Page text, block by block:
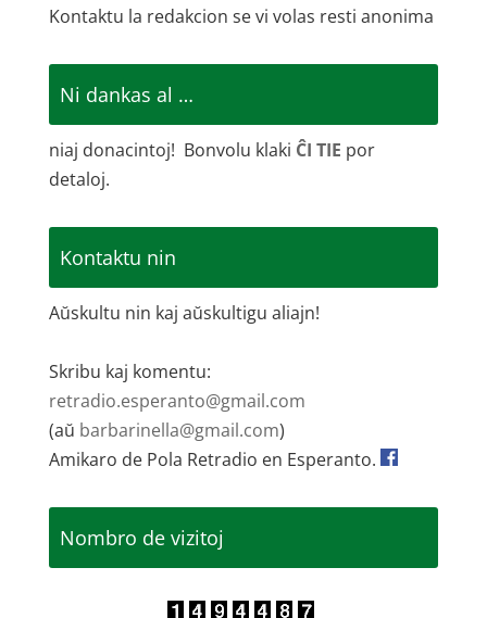
Kontaktu la redakcion se vi volas resti anonima
Ni dankas al …
niaj donacintoj! Bonvolu klaki ĈI TIE por
detaloj.
Kontaktu nin
Aŭskultu nin kaj aŭskultigu aliajn!
Skribu kaj komentu:
retradio.esperanto@gmail.com
(aŭ barbarinella@gmail.com)
Amikaro de Pola Retradio en Esperanto.
Nombro de vizitoj